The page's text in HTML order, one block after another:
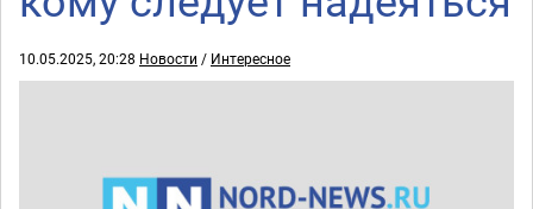
10.05.2025, 20:28 Новости / Интересное